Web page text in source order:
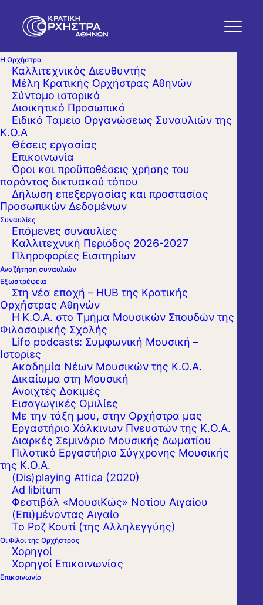
Η Ορχήστρα
Καλλιτεχνικός Διευθυντής
Μέλη Κρατικής Ορχήστρας Αθηνών
Σύντομο ιστορικό
Διοικητικό Προσωπικό
Ειδικό Ταμείο Οργανώσεως Συναυλιών της
Κ.Ο.Α
Θέσεις εργασίας
Επικοινωνία
Όροι και προϋποθέσεις χρήσης του
παρόντος δικτυακού τόπου
Δήλωση επεξεργασίας και προστασίας
Προσωπικών Δεδομένων
Συναυλίες
Επόμενες συναυλίες
Kαλλιτεχνική Περιόδος 2026-2027
Πληροφορίες Εισιτηρίων
Αναζήτηση συναυλιών
Εξωστρέφεια
Στη νέα εποχή – HUB της Κρατικής
Ορχήστρας Αθηνών
Η Κ.Ο.Α. στο Τμήμα Μουσικών Σπουδών της
Φιλοσοφικής Σχολής
Lifo podcasts: Συμφωνική Μουσική –
Ιστορίες
Ακαδημία Νέων Μουσικών της Κ.Ο.Α.
Δικαίωμα στη Μουσική
Ανοιχτές Δοκιμές
Εισαγωγικές Ομιλίες
Με την τάξη μου, στην Ορχήστρα μας
Εργαστήριo Χάλκινων Πνευστών της Κ.Ο.Α.
Διαρκές Σεμινάριο Μουσικής Δωματίου
Πιλοτικό Εργαστήριο Σύγχρονης Μουσικής
της Κ.Ο.Α.
(Dis)playing Attica (2020)
Ad libitum
Φεστιβάλ «ΜουσιΚώς» Νοτίου Αιγαίου
(Επι)μένοντας Αιγαίο
Το Ροζ Κουτί (της Αλληλεγγύης)
Οι Φίλοι της Ορχήστρας
Χορηγοί
Χορηγοί Επικοινωνίας
Επικοινωνία